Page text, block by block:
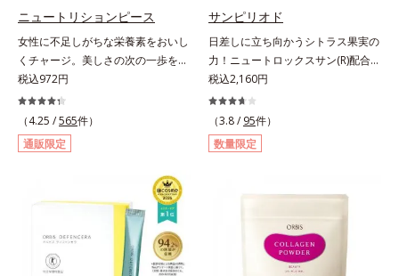
ぐんとアップ！さらにじっくり時間
差で届けるタイムデリバー設計をプ
ラスすることで体内に長く留め、最
大限アプローチしていきます。甘酸
っぱいパイン風味が口の中に爽やか
に広がる顆粒タイプ。水なしでもサ
ッと摂れます。
ニュートリションピース
女性に不足しがちな栄養素をおいし
くチャージ。美しさの次の一歩を引
き出すタブレット。現代女性に不足
しがちな栄養素に着目。ぽいっとひ
と口補いやすい６種類の「キレイの
素」、タブレットタイプのサプリメ
ントシリーズです。女性の不足栄養
素No.1 鉄分に葉酸をプラス、印象
づける晴れやかな表情を目指す「鉄
＆葉酸」、独自加工のビタミンCで
キレイと健康をサポートする「ビタ
ミンC＆ビタミンB2」、スムーズな
リズムづくりで快調を目指す「オリ
税込972円
（4.25 /565件）
通販限定
サンピリオド
日差しに立ち向かうシトラス果実の
力！ニュートロックスサン(R)配合の
インナーケア(*)。果実の力で日差し
に立ち向かうインナーケア(*)です。
強い紫外線が降り注ぐ南スペイン産
のシトラスとローズマリーから抽出
した話題の成分、「ニュートロック
究を重ねており、多くの国で実績の
ケアで有名なPLエキスと、欠かせな
い美容成分ビタミンCもプラス。独
自の製法でサポートします。飲むだ
税込2,160円
（3.8 / 95件）
数量限定